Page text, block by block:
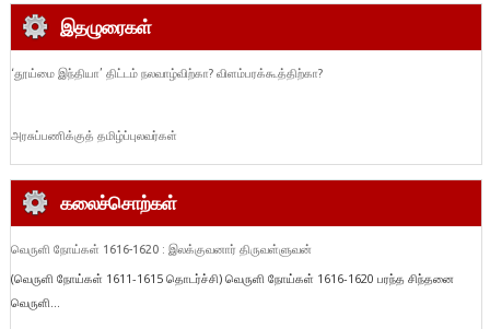
இதழுரைகள்
‘தூய்மை இந்தியா’ திட்டம் நலவாழ்விற்கா? விளம்பரக்கூத்திற்கா?
அரசுப்பணிக்குத் தமிழ்ப்புலவர்கள்
கலைச்சொற்கள்
வெருளி நோய்கள் 1616-1620 : இலக்குவனார் திருவள்ளுவன்
(வெருளி நோய்கள் 1611-1615 தொடர்ச்சி) வெருளி நோய்கள் 1616-1620 பரந்த சிந்தனை
வெருளி...